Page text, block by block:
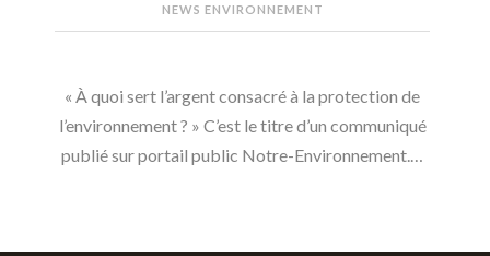
NEWS ENVIRONNEMENT
« À quoi sert l’argent consacré à la protection de
l’environnement ? » C’est le titre d’un communiqué
publié sur portail public Notre-Environnement.…